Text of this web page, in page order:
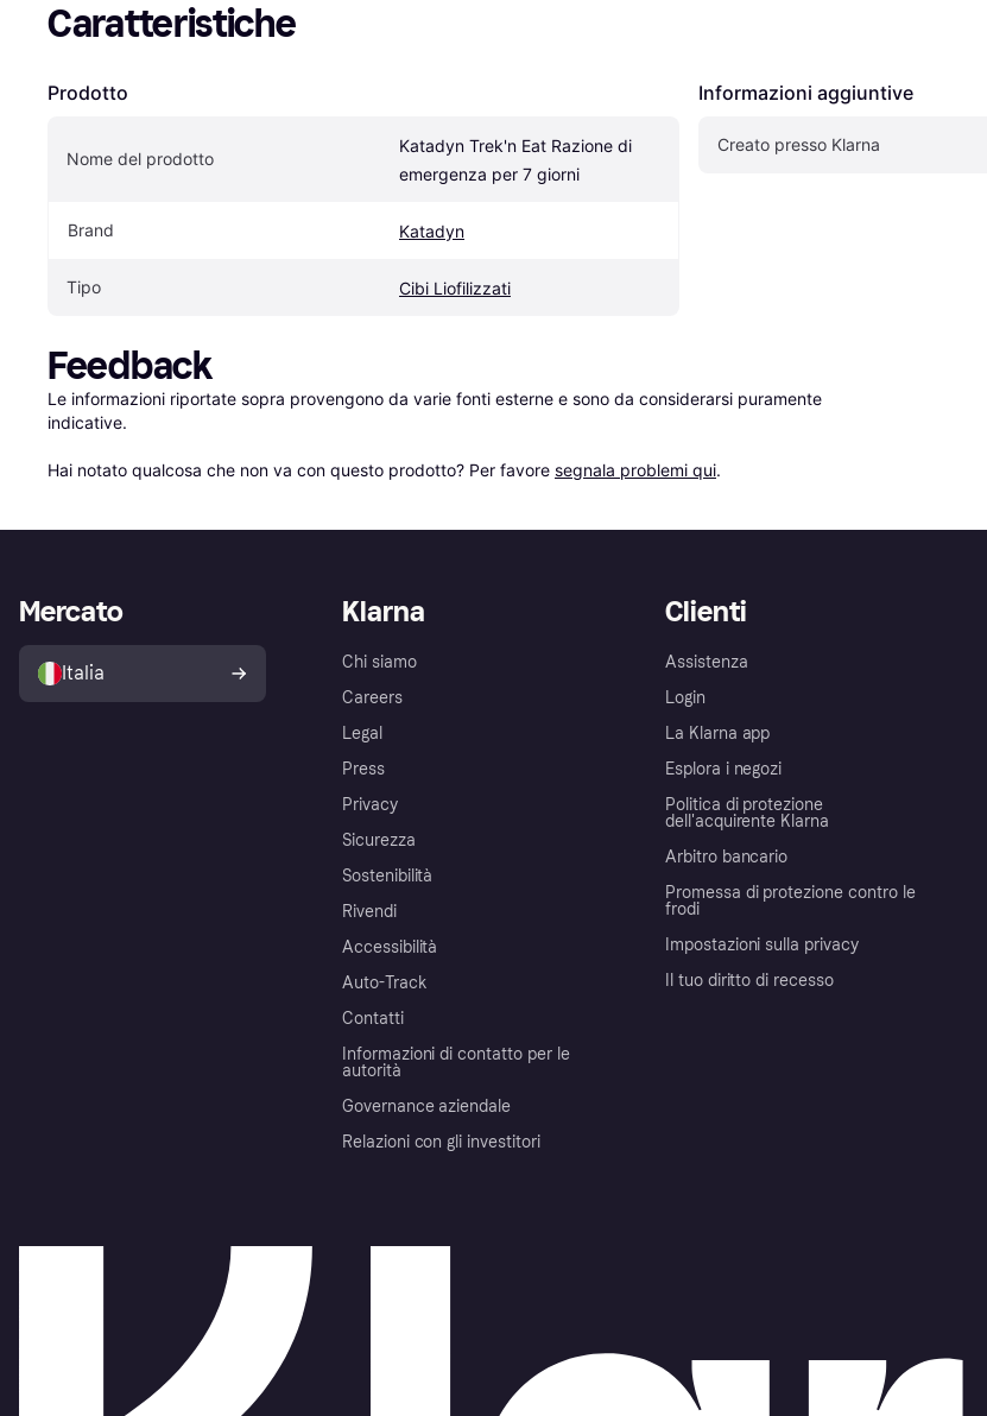
Caratteristiche
Prodotto
Nome del prodotto
Katadyn Trek'n Eat Razione di
emergenza per 7 giorni
Brand Katadyn
Tipo Cibi Liofilizzati
Informazioni aggiuntive
Creato presso Klarna
Feedback
Le informazioni riportate sopra provengono da varie fonti esterne e sono da considerarsi puramente
indicative.
Hai notato qualcosa che non va con questo prodotto? Per favore segnala problemi qui.
Klarna
Chi siamo
Careers
Legal
Press
Privacy
Sicurezza
Sostenibilità
Rivendi
Accessibilità
Auto-Track
Contatti
Informazioni di contatto per le
autorità
Governance aziendale
Relazioni con gli investitori
Clienti
Assistenza
Login
La Klarna app
Esplora i negozi
Politica di protezione
dell'acquirente Klarna
Arbitro bancario
Promessa di protezione contro le
frodi
Impostazioni sulla privacy
Il tuo diritto di recesso
Mercato
Italia